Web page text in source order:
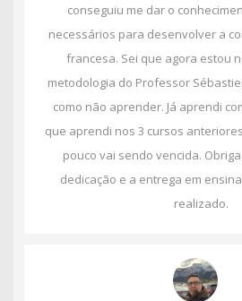
conseguiu me dar o
necessários para desenvolver a
francesa. Sei que agora estou
metodologia do Professor
como não aprender. Já aprendi
que aprendi nos 3 cursos
pouco vai sendo vencida.
dedicação e a entrega em
realizado.